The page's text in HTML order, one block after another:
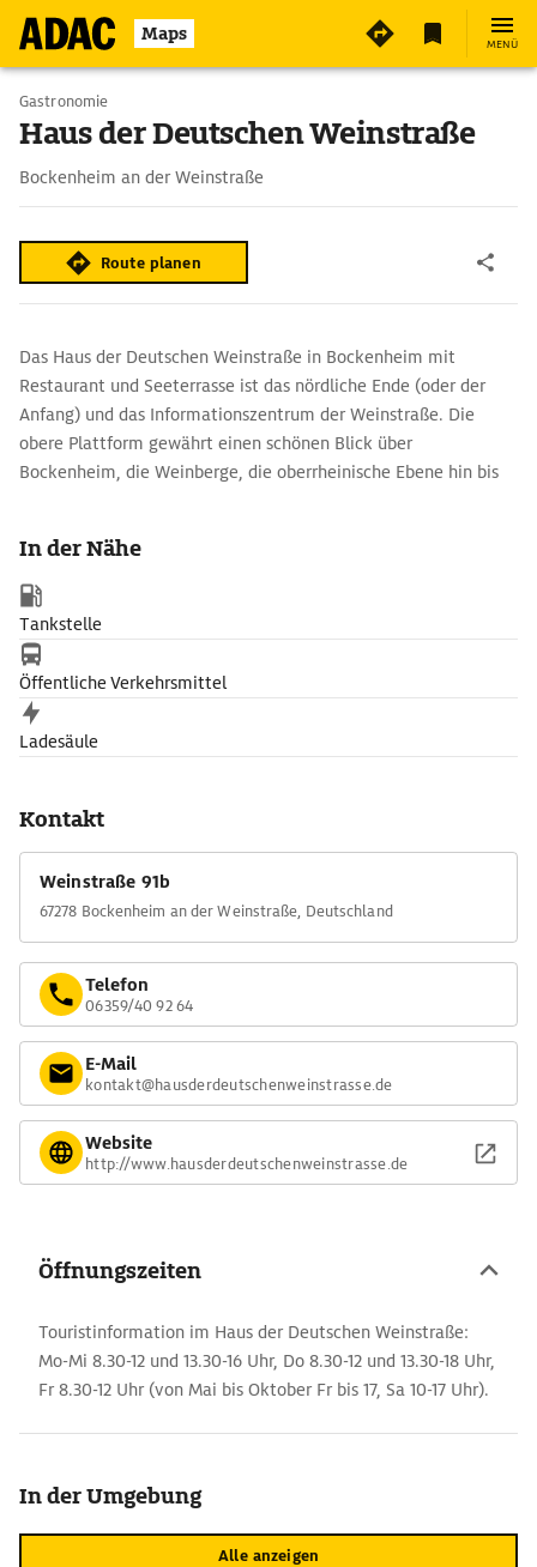
Maps MENÜ
Gastronomie
Haus der Deutschen Weinstraße
Bockenheim an der Weinstraße
Route planen
Das Haus der Deutschen Weinstraße in Bockenheim mit
Restaurant und Seeterrasse ist das nördliche Ende (oder der
Anfang) und das Informationszentrum der Weinstraße. Die
obere Plattform gewährt einen schönen Blick über
Bockenheim, die Weinberge, die oberrheinische Ebene hin bis
Kulturen - im März eine rosa Blütenpracht und zur Weinlese
werden auch die Mandeln geerntet.
In der Nähe
Tankstelle
Öffentliche Verkehrsmittel
Ladesäule
Kontakt
Weinstraße 91b
67278 Bockenheim an der Weinstraße, Deutschland
Telefon
06359/40 92 64
E-Mail
kontakt@hausderdeutschenweinstrasse.de
Website
http://www.hausderdeutschenweinstrasse.de
Öffnungszeiten
Touristinformation im Haus der Deutschen Weinstraße:
Mo-Mi 8.30-12 und 13.30-16 Uhr, Do 8.30-12 und 13.30-18 Uhr,
Fr 8.30-12 Uhr (von Mai bis Oktober Fr bis 17, Sa 10-17 Uhr).
In der Umgebung
Alle anzeigen